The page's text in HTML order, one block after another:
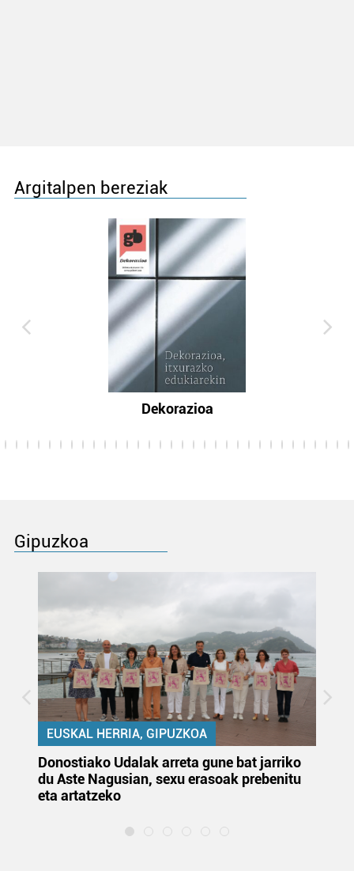
Argitalpen bereziak
Dekorazioa
Gipuzkoa
EUSKAL HERRIA, GIPUZKOA
Donostiako Udalak arreta gune bat jarriko
du Aste Nagusian, sexu erasoak prebenitu
eta artatzeko